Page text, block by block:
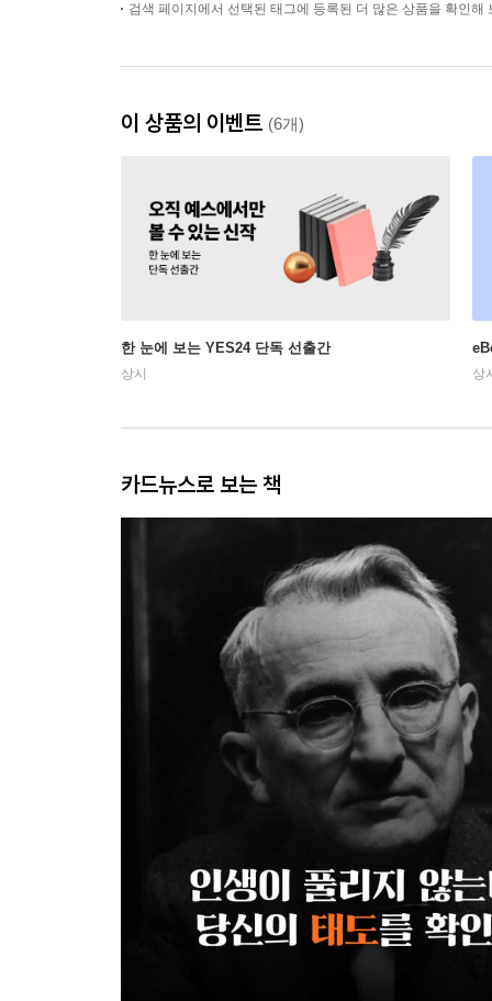
검색 페이지에서 선택된 태그에 등록된 더 많은 상품을 확인해
이 상품의 이벤트 (6개)
한 눈에 보는 YES24 단독 선출간
상시 상
카드뉴스로 보는 책